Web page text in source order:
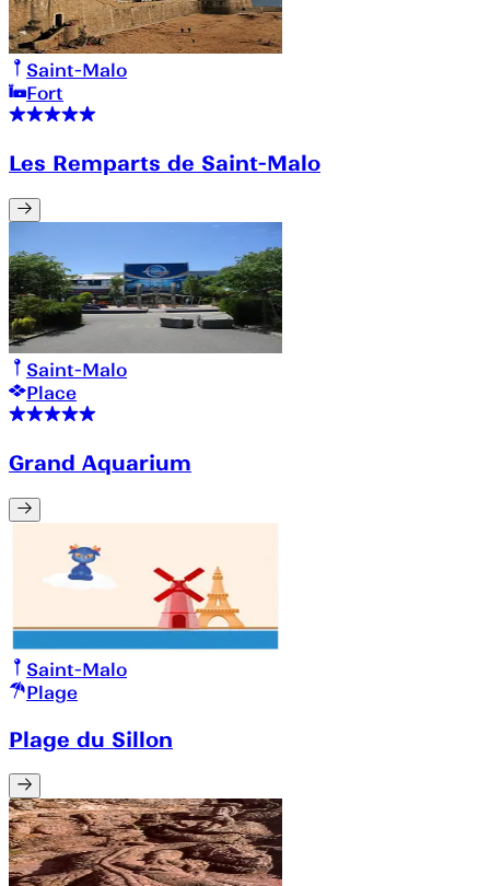
Saint-Malo
Fort
Les Remparts de Saint-Malo
Saint-Malo
Place
Grand Aquarium
Saint-Malo
Plage
Plage du Sillon